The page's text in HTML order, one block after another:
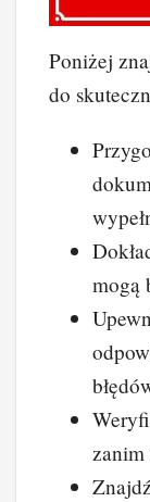
Poniżej
do
mogą
zanim